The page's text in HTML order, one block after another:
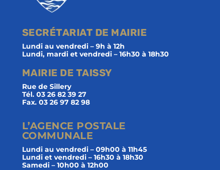
SECRÉTARIAT DE MAIRIE
Lundi au vendredi – 9h à 12h
Lundi, mardi et vendredi – 16h30 à 18h30
MAIRIE DE TAISSY
Rue de Sillery
Tél. 03 26 82 39 27
Fax. 03 26 97 82 98
L’AGENCE POSTALE
COMMUNALE
Lundi au vendredi – 09h00 à 11h45
Lundi et vendredi – 16h30 à 18h30
Samedi – 10h00 à 12h00